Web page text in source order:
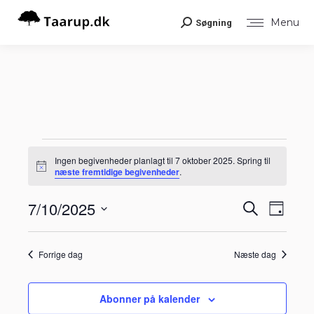
Menu
Search:
Søgning
Begivenheder
7
Notice
Ingen begivenheder planlagt til 7 oktober 2025. Spring til
næste fremtidige begivenheder.
og
Søg
efter
begivenheder
Dag
7/10/2025
Vælg
dato.
Forrige dag Næste dag
Abonner på kalender